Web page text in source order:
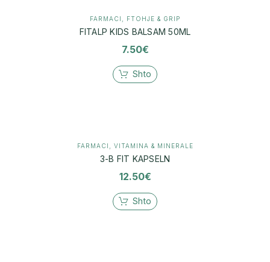
FARMACI FTOHJE & GRIP
FITALP KIDS BALSAM 50ML
7.50€
Shto
FARMACI VITAMINA & MINERALE
3-B FIT KAPSELN
12.50€
Shto